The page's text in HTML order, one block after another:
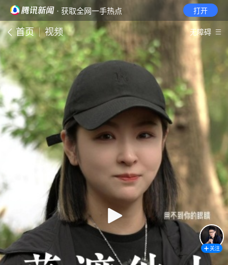
· 获取全网一手热点 打开
首页 视频 无障碍
关注